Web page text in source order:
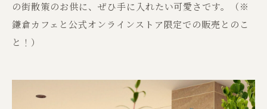
の街散策のお供に、ぜひ手に入れたい可愛さです。（※
鎌倉カフェと公式オンラインストア限定での販売とのこ
と！）